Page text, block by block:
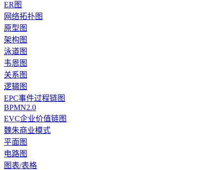
ER图
网络拓扑图
原型图
架构图
泳道图
韦恩图
关系图
逻辑图
EPC事件过程链图
BPMN2.0
EVC企业价值链图
魏朱商业模式
平面图
电路图
图表/表格